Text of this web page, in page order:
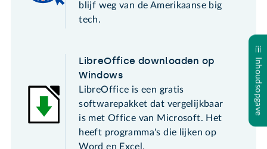
Inhoudsopgave
blijf weg van de Amerikaanse big
tech.
LibreOffice downloaden op
Windows
LibreOffice is een gratis
softwarepakket dat vergelijkbaar
is met Office van Microsoft. Het
heeft programma's die lijken op
Word en Excel.